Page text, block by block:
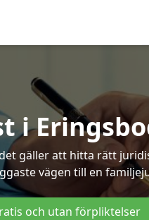
i
gäller att hitta rätt
vägen till en
och utan förpliktelser